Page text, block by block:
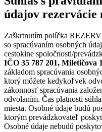
údajov rezervácie
Zaškrtnutím políčka
so spracúvaním osobných
cestokine spoločnosti/
IČO 35 787 201, Miletičova
základom spracúvania
ktorý môžete kedykoľvek
zákonnosť spracúvania
odvolaním. Čas platnosti
miesta. Osobné údaje budú
ktorým prevádzkovateľ
Osobné údaje nebudú